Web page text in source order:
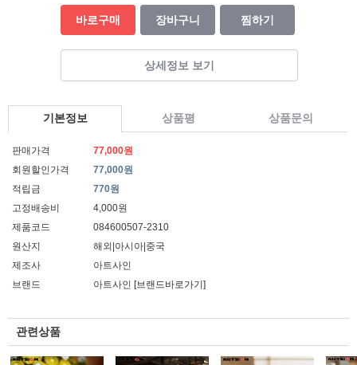
바로구매 장바구니 찜하기
상세정보 보기
기본정보 상품평 상품문의
판매가격
77,000원
회원할인가격
77,000원
적립금
770원
고정배송비
4,000원
제품코드
084600507-2310
원산지
해외|아시아|중국
제조사
아트사인
브랜드
아트사인 [브랜드바로가기]
관련상품